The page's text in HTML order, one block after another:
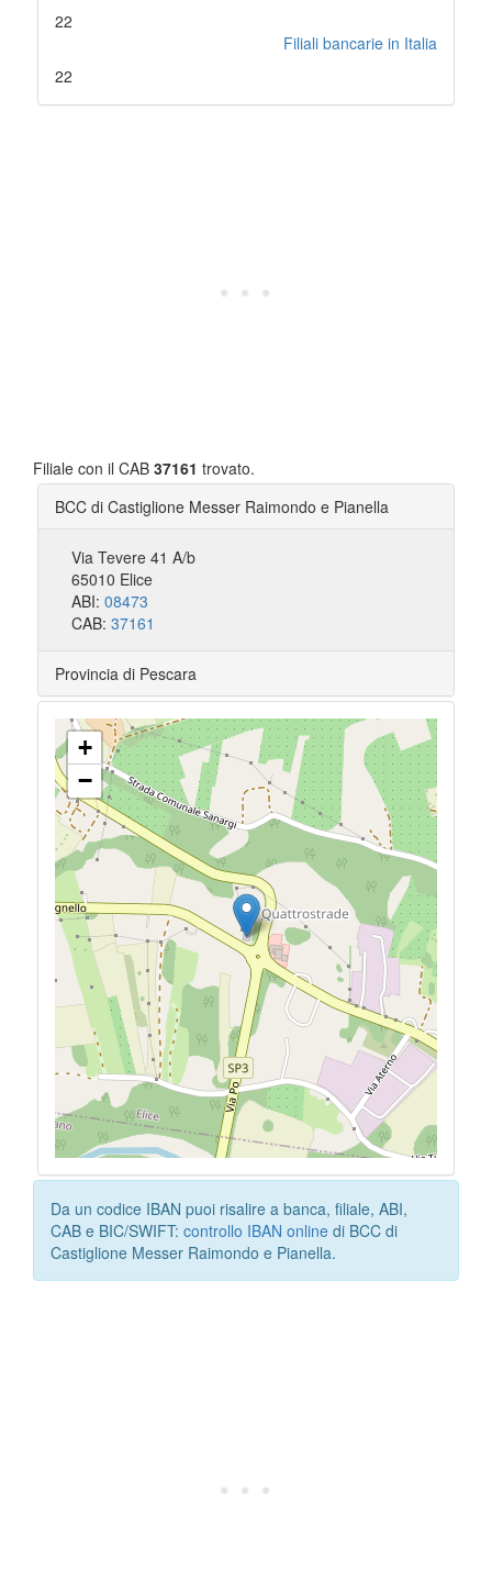
22
Filiali bancarie in Italia
22
Filiale con il CAB 37161 trovato.
BCC di Castiglione Messer Raimondo e Pianella
Via Tevere 41 A/b
65010 Elice
ABI: 08473
CAB: 37161
Provincia di Pescara
+
−
Da un codice IBAN puoi risalire a banca, filiale, ABI,
CAB e BIC/SWIFT: controllo IBAN online di BCC di
Castiglione Messer Raimondo e Pianella.